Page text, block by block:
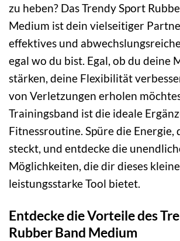
zu heben? Das Trendy Sport
Medium ist dein vielseitiger
effektives und
egal wo du bist. Egal, ob du deine
stärken, deine Flexibilität
von Verletzungen erholen
Trainingsband ist die ideale
Fitnessroutine. Spüre die Energie,
steckt, und entdecke die
Möglichkeiten, die dir dieses
leistungsstarke Tool bietet.
Entdecke die Vorteile des
Rubber Band Medium